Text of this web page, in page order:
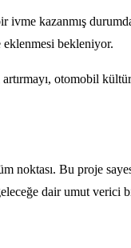
kazanmış
eklenmesi bekleniyor.
otomobil
noktası. Bu proje
dair umut verici